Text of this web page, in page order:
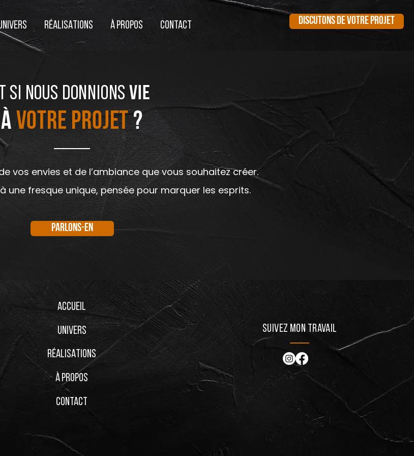
DISCUTONS DE VOTRE PROJET
RÉALISATIONS À PROPOS CONTACT
SI NOUS DONNIONSVIE
à votre projet?
vos envies et de l’ambiance que vous souhaitez créer.
une fresque unique, pensée pour marquer les esprits.
parlons-en
ACCUEIL
UNIVERS
RÉALISATIONS
À PROPOS
CONTACT
Suivez mon travail